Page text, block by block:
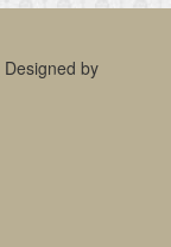
Designed by